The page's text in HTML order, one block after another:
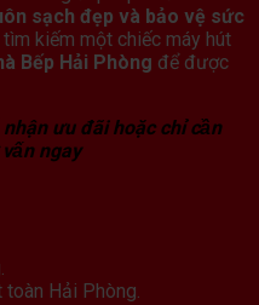
sạch đẹp và bảo vệ sức
tìm kiếm một chiếc máy hút
Bếp Hải Phòng để được
ưu đãi hoặc chỉ cần
ngay
Hải Phòng.